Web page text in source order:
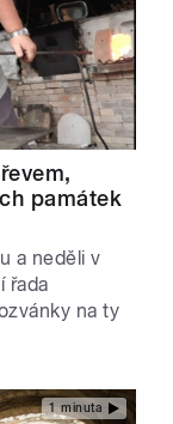
památek
a neděli v
řada
na ty
1 minuta